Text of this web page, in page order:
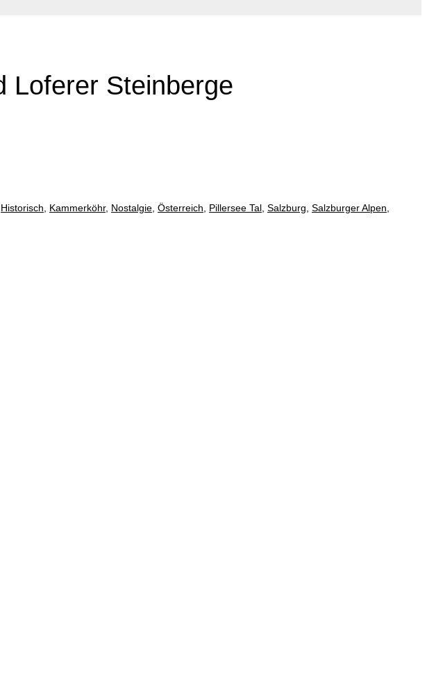
Loferer Steinberge
Historisch Kammerköhr, Nostalgie Österreich Pillersee Tal Salzburg Salzburger Alpen